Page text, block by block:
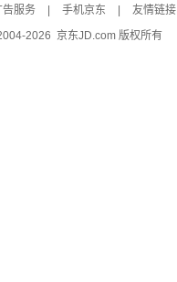
告服务 手机京东 友情链接
2026 京东JD.com 版权所有